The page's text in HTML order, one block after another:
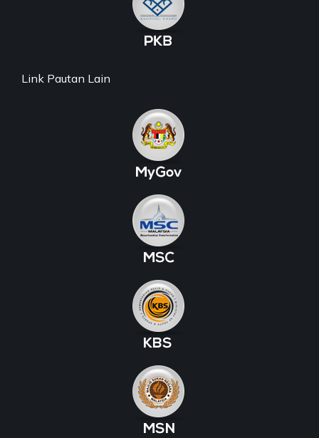
Link Pautan Lain